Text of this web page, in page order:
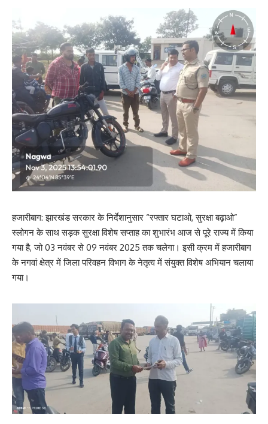
हजारीबाग: झारखंड सरकार के निर्देशानुसार “रफ्तार घटाओ, सुरक्षा बढ़ाओ”
स्लोगन के साथ सड़क सुरक्षा विशेष सप्ताह का शुभारंभ आज से पूरे राज्य में किया
गया है, जो 03 नवंबर से 09 नवंबर 2025 तक चलेगा। इसी क्रम में हजारीबाग
के नगवां क्षेत्र में जिला परिवहन विभाग के नेतृत्व में संयुक्त विशेष अभियान चलाया
गया।